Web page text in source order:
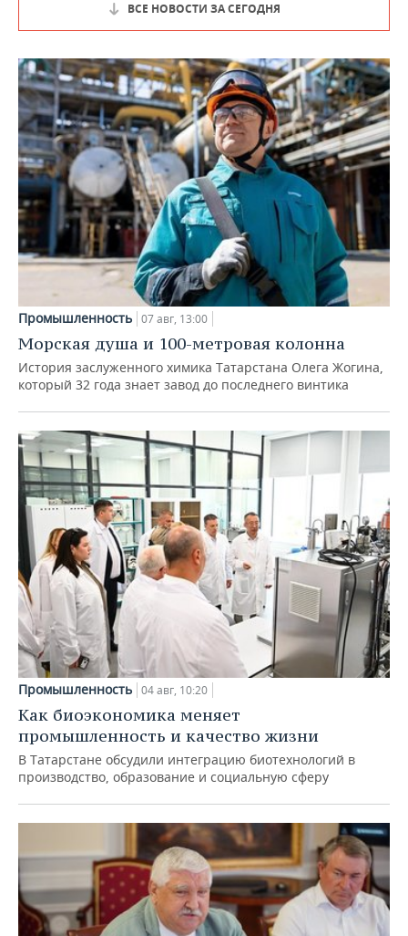
ВСЕ НОВОСТИ ЗА СЕГОДНЯ
Промышленность 07 авг, 13:00
Морская душа и 100-метровая колонна
История заслуженного химика Татарстана Олега Жогина,
который 32 года знает завод до последнего винтика
Промышленность 04 авг, 10:20
Как биоэкономика меняет
промышленность и качество жизни
В Татарстане обсудили интеграцию биотехнологий в
производство, образование и социальную сферу